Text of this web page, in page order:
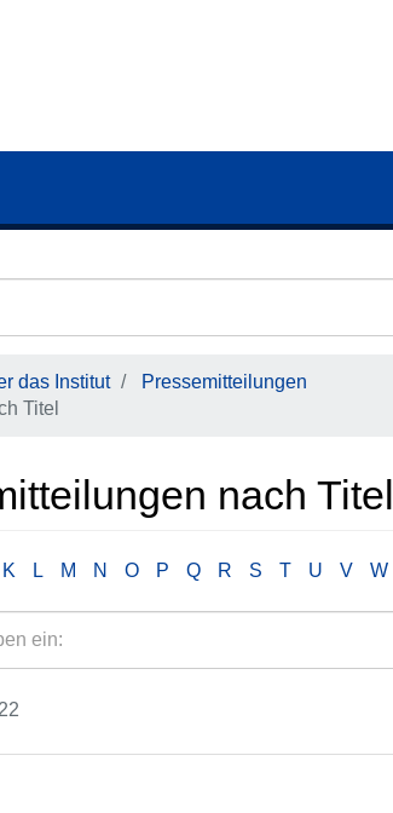
das Institut
Pressemitteilungen
Titel
nach Titel
K L M N O P Q R S T U V W